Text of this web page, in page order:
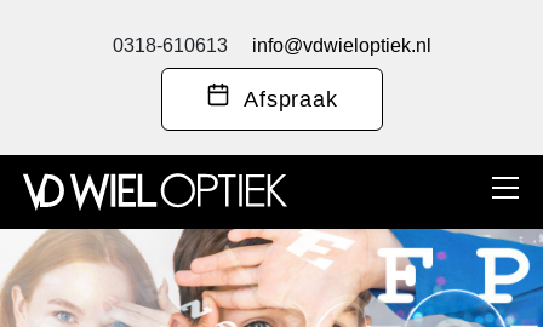
0318-610613 info@vdwieloptiek.nl
Afspraak